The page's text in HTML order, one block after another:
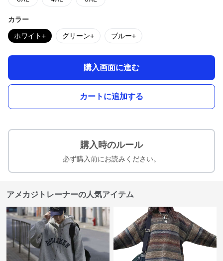
カラー
ホワイト+ グリーン+ ブルー+
購入画面に進む
カートに追加する
購入時のルール
必ず購入前にお読みください。
アメカジトレーナーの人気アイテム